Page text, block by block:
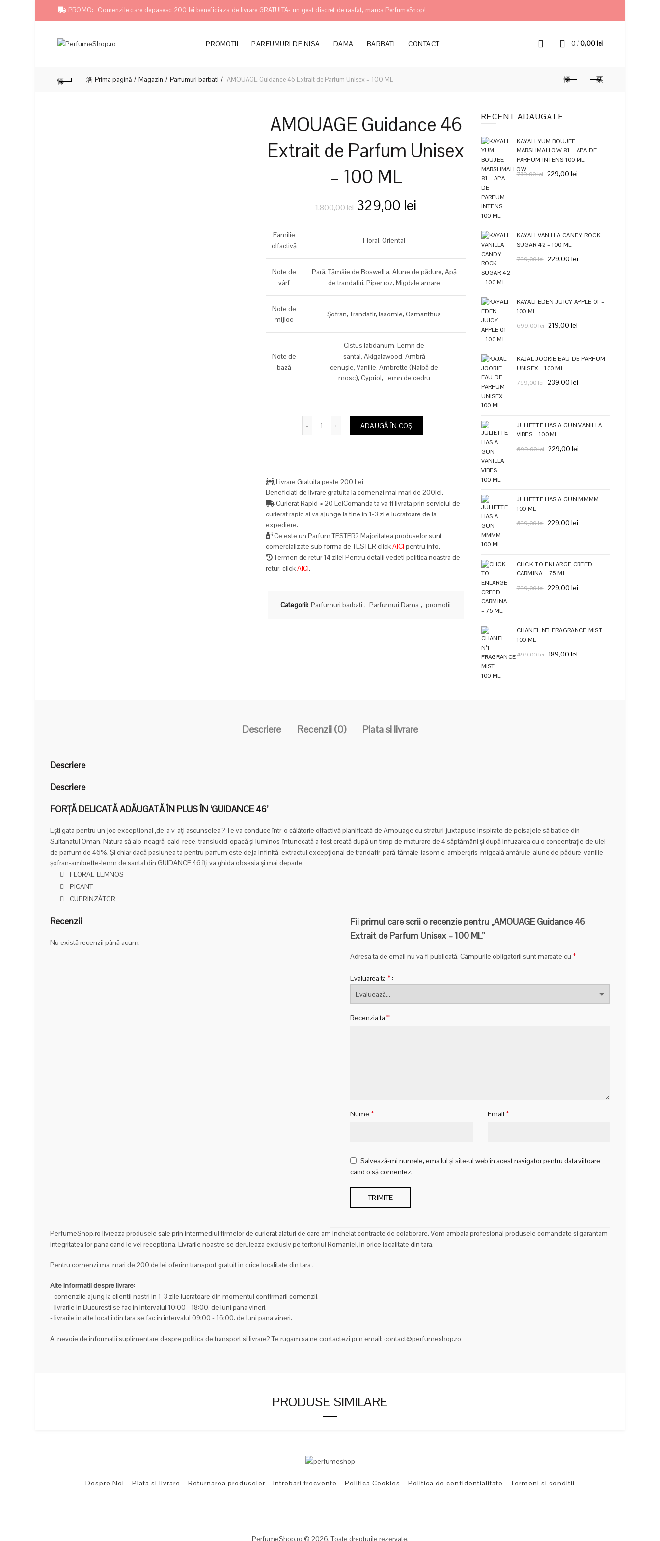
PROMO: Comenzile care depasesc 200 lei beneficiaza de livrare GRATUITA- un gest discret de rasfat, marca PerfumeShop!
PROMOTII PARFUMURI DE NISA DAMA BARBATI CONTACT 0 /0,00 lei
Prima pagină Magazin Parfumuri barbati AMOUAGE Guidance 46 Extrait de Parfum Unisex – 100 ML
AMOUAGE Guidance 46
Extrait de Parfum Unisex
– 100 ML
1.800,00lei Prețul
a
fost:
1.800,00 lei.
329,00 lei
329,00 lei.
Familie
olfactivă
Floral, Oriental
Note de
vârf
Pară,Tămâie de Boswellia, Alune de pădure, Apă
de trandafiri, Piper roz, Migdale amare
Note de
mijloc
Şofran,Trandafir, Iasomie, Osmanthus
Note de
bază
Cistus labdanum, Lemn de
santal, Akigalawood, Ambră
cenuşie, Vanilie, Ambrette (Nalbă de
mosc), Cypriol, Lemn de cedru
ADAUGĂ ÎN COȘ
Livrare Gratuita peste 200 Lei
Beneficiati de livrare gratuita la comenzi mai mari de 200lei.
Curierat Rapid > 20 LeiComanda ta va fi livrata prin serviciul de
curierat rapid si va ajunge la tine in 1-3 zile lucratoare de la
expediere.
Ce este un Parfum TESTER? Majoritatea produselor sunt
comercializate sub forma de TESTER clickAICI pentru info.
Termen de retur 14 zile! Pentru detalii vedeti politica noastra de
retur, clickAICI.
Categorii: Parfumuri barbati , Parfumuri Dama , promotii
RECENT ADAUGATE
KAYALI YUM BOUJEE
MARSHMALLOW 81 – APA DE
PARFUM INTENS 100 ML
739,00lei Prețul
229,00 lei
KAYALI VANILLA CANDY ROCK
SUGAR 42 – 100 ML
799,00lei Prețul
799,00 lei.
229,00 lei
KAYALI EDEN JUICY APPLE 01 –
100 ML
699,00lei Prețul
fost:
699,00 lei.
219,00 lei
219,00 lei.
KAJAL JOORIE EAU DE PARFUM
UNISEX – 100 ML
799,00lei Prețul
799,00 lei.
239,00 lei
JULIETTE HAS A GUN VANILLA
VIBES – 100 ML
699,00lei Prețul
229,00 lei
JULIETTE HAS A GUN MMMM…-
100 ML
599,00lei Prețul
599,00 lei.
229,00 lei
CLICK TO ENLARGE CREED
CARMINA – 75 ML
799,00lei Prețul
799,00 lei.
229,00 lei
CHANEL N°1 FRAGRANCE MIST –
100 ML
499,00lei Prețul
189,00 lei
Descriere Recenzii (0) Plata si livrare
Descriere
Descriere
FORȚĂ DELICATĂ ADĂUGATĂ ÎN PLUS ÎN ‘GUIDANCE 46’
Ești gata pentru un joc excepțional ‚de-a v-ați ascunselea’? Te va conduce într-o călătorie olfactivă planificată de Amouage cu straturi juxtapuse inspirate de peisajele sălbatice din
Sultanatul Oman. Natura să alb-neagră, cald-rece, translucid-opacă și luminos-întunecată a fost creată după un timp de maturare de 4 săptămâni și după infuzarea cu o concentrație de ulei
de parfum de 46%. Și chiar dacă pasiunea ta pentru parfum este deja infinită, extractul excepțional de trandafir-pară-tămâie-iasomie-ambergris-migdală amăruie-alune de pădure-vanilie-
șofran-ambrette-lemn de santal din GUIDANCE 46 îți va ghida obsesia și mai departe.
FLORAL-LEMNOS
PICANT
CUPRINZĂTOR
Recenzii
Nu există recenzii până acum.
Fii primul care scrii o recenzie pentru „AMOUAGE Guidance 46
Extrait de Parfum Unisex – 100 ML”
Adresa ta de email nu va fi publicată. Câmpurile obligatorii sunt marcate cu *
Evaluarea ta *
Recenzia ta *
Nume * Email *
Salvează-mi numele, emailul și site-ul web în acest navigator pentru data viitoare
când o să comentez.
PerfumeShop.ro livreaza produsele sale prin intermediul firmelor de curierat alaturi de care am incheiat contracte de colaborare. Vom ambala profesional produsele comandate si garantam
integritatea lor pana cand le vei receptiona. Livrarile noastre se deruleaza exclusiv pe teritoriul Romaniei, in orice localitate din tara.
Pentru comenzi mai mari de 200 de lei oferim transport gratuit in orice localitate din tara .
Alte informatii despre livrare:
- comenzile ajung la clientii nostri in 1-3 zile lucratoare din momentul confirmarii comenzii.
- livrarile in Bucuresti se fac in intervalul 10:00 - 18:00, de luni pana vineri.
- livrarile in alte locatii din tara se fac in intervalul 09:00 - 16:00. de luni pana vineri.
Ai nevoie de informatii suplimentare despre politica de transport si livrare? Te rugam sa ne contactezi prin email: contact@perfumeshop.ro
PRODUSE SIMILARE
Despre Noi Plata si livrare Returnarea produselor Intrebari frecvente Politica Cookies Politica de confidentialitate Termeni si conditii
PerfumeShop.ro © 2026. Toate drepturile rezervate.